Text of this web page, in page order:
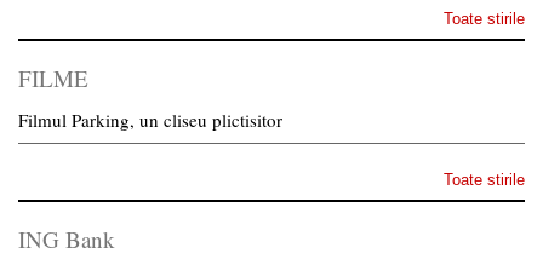
Toate stirile
FILME
Filmul Parking, un cliseu plictisitor
Toate stirile
ING Bank